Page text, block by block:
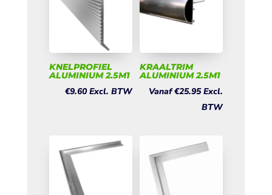
KNELPROFIEL
ALUMINIUM 2.5M1
€9.60 Excl. BTW
KRAALTRIM
ALUMINIUM 2.5M1
Vanaf€25.95 Excl.
BTW